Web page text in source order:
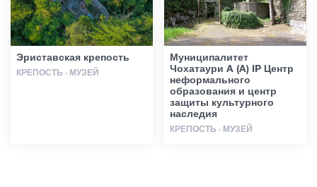
Эриставская крепость
КРЕПОСТЬ · МУЗЕЙ
Муниципалитет
Чохатаури A (A) IP Центр
неформального
образования и центр
защиты культурного
наследия
КРЕПОСТЬ · МУЗЕЙ